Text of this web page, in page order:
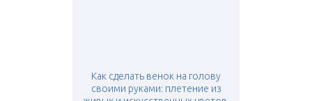
Как сделать венок на голову
своими руками: плетение из